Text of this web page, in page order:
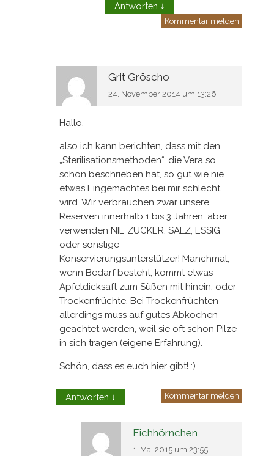
Antworten ↓
Kommentar melden
Grit Gröscho
24. November 2014 um 13:26
Hallo,
also ich kann berichten, dass mit den
„Sterilisationsmethoden“, die Vera so
schön beschrieben hat, so gut wie nie
etwas Eingemachtes bei mir schlecht
wird. Wir verbrauchen zwar unsere
Reserven innerhalb 1 bis 3 Jahren, aber
verwenden NIE ZUCKER, SALZ, ESSIG
oder sonstige
Konservierungsunterstützer! Manchmal,
wenn Bedarf besteht, kommt etwas
Apfeldicksaft zum Süßen mit hinein, oder
Trockenfrüchte. Bei Trockenfrüchten
allerdings muss auf gutes Abkochen
geachtet werden, weil sie oft schon Pilze
in sich tragen (eigene Erfahrung).
Schön, dass es euch hier gibt! :)
Antworten ↓ Kommentar melden
Eichhörnchen
1. Mai 2015 um 23:55